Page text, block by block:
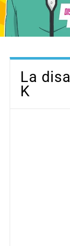
La
K